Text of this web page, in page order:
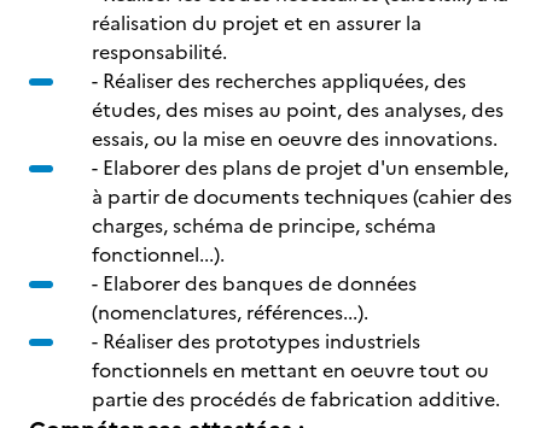
réalisation du projet et en assurer la
responsabilité.
- Réaliser des recherches appliquées, des
études, des mises au point, des analyses, des
essais, ou la mise en oeuvre des innovations.
- Elaborer des plans de projet d'un ensemble,
à partir de documents techniques (cahier des
charges, schéma de principe, schéma
fonctionnel...).
- Elaborer des banques de données
(nomenclatures, références...).
- Réaliser des prototypes industriels
fonctionnels en mettant en oeuvre tout ou
partie des procédés de fabrication additive.